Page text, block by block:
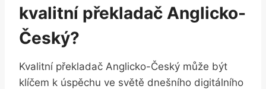
kvalitní překladač Anglicko-
Český?
Kvalitní překladač Anglicko-Český může být
klíčem k úspěchu ve světě dnešního digitálního